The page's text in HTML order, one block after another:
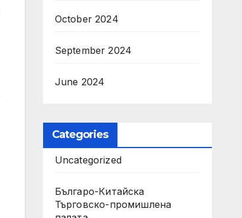
October 2024
September 2024
June 2024
Categories
Uncategorized
Българо-Китайска
Търговско-промишлена